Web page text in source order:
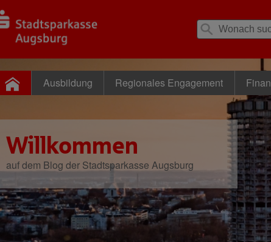
Ausbildung Regionales Engagement
Willkommen
auf dem Blog der Stadtsparkasse Augsburg